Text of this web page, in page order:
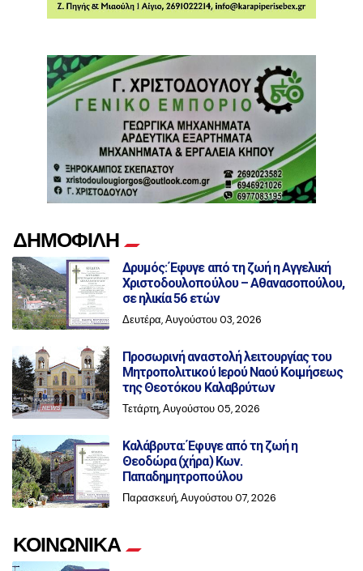
ΔΗΜΟΦΙΛΗ
Δρυμός: Έφυγε από τη ζωή η Αγγελική
Χριστοδουλοπούλου – Αθανασοπούλου,
σε ηλικία 56 ετών
Δευτέρα, Αυγούστου 03, 2026
Προσωρινή αναστολή λειτουργίας του
Μητροπολιτικού Ιερού Ναού Κοιμήσεως
της Θεοτόκου Καλαβρύτων
Τετάρτη, Αυγούστου 05, 2026
Καλάβρυτα: Έφυγε από τη ζωή η
Θεοδώρα (χήρα) Κων.
Παπαδημητροπούλου
Παρασκευή, Αυγούστου 07, 2026
ΚΟΙΝΩΝΙΚΑ